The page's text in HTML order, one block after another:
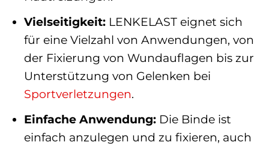
Vielseitigkeit:LENKELAST eignet sich
für eine Vielzahl von Anwendungen, von
der Fixierung von Wundauflagen bis zur
Unterstützung von Gelenken bei
Sportverletzungen.
Einfache Anwendung:Die Binde ist
einfach anzulegen und zu fixieren, auch